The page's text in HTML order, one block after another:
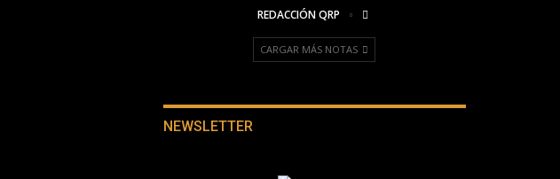
REDACCIÓN QRP
CARGAR MÁS NOTAS
NEWSLETTER